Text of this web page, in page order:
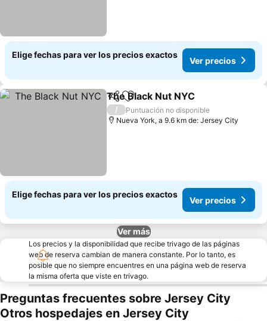
Elige fechas para ver los precios exactos
Ver precios
Compartir
Agregar a favoritos
The Black Nut NYC
/
Puntuación no disponible
Nueva York, a 9.6 km de: Jersey City
Elige fechas para ver los precios exactos
Ver precios
Ver más
Los precios y la disponibilidad que recibe trivago de las páginas
web de reserva cambian de manera constante. Por lo tanto, es
posible que no siempre encuentres en una página web de reserva
la misma oferta que viste en trivago.
Preguntas frecuentes sobre Jersey City
Otros hospedajes en Jersey City